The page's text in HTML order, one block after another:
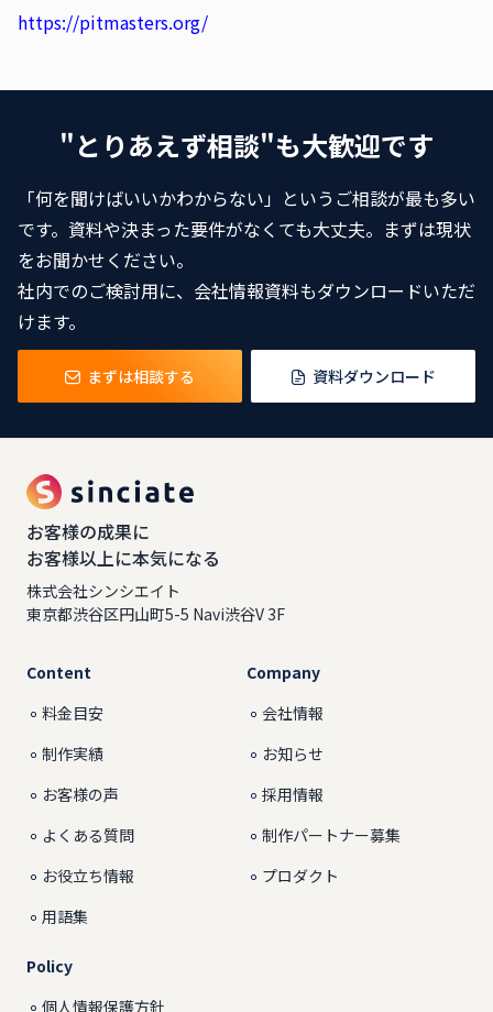
https://pitmasters.org/
"とりあえず相談"も大歓迎です
「何を聞けばいいかわからない」というご相談が最も多い
です。資料や決まった要件がなくても大丈夫。まずは現状
をお聞かせください。
社内でのご検討用に、会社情報資料もダウンロードいただ
けます。
まずは相談する 資料ダウンロード
お客様の成果に
お客様以上に本気になる
株式会社シンシエイト
東京都渋谷区円山町5-5 Navi渋谷V 3F
Content
料金目安
制作実績
お客様の声
よくある質問
お役立ち情報
用語集
Company
会社情報
お知らせ
採用情報
制作パートナー募集
プロダクト
Policy
個人情報保護方針